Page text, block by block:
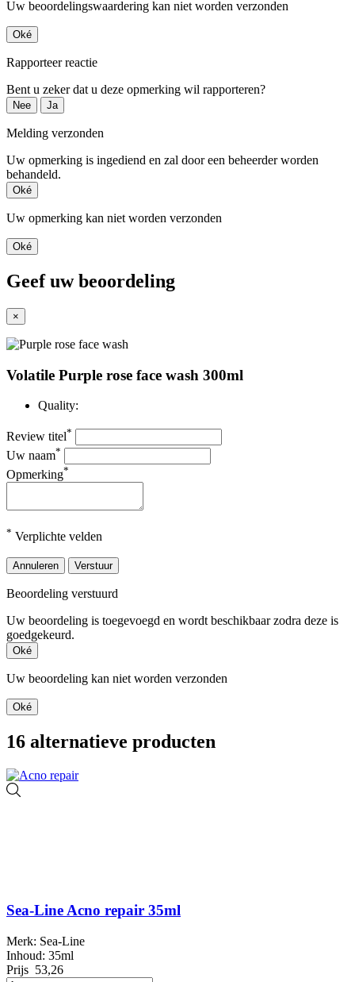
Uw beoordelingswaardering kan niet worden verzonden
Oké
Rapporteer reactie
Bent u zeker dat u deze opmerking wil rapporteren?
Nee Ja
Melding verzonden
Uw opmerking is ingediend en zal door een beheerder worden
behandeld.
Oké
Uw opmerking kan niet worden verzonden
Oké
Geef uw beoordeling
×
Volatile Purple rose face wash 300ml
Quality:
Review titel*
Uw naam*
Opmerking*
* Verplichte velden
Annuleren Verstuur
Beoordeling verstuurd
Uw beoordeling is toegevoegd en wordt beschikbaar zodra deze is
goedgekeurd.
Oké
Uw beoordeling kan niet worden verzonden
Oké
16 alternatieve producten
Sea-Line Acno repair 35ml
Merk: Sea-Line
Inhoud: 35ml
Prijs 53,26